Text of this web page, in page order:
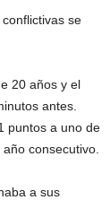
se
20 años y el
antes.
puntos a uno de
consecutivo.
a sus